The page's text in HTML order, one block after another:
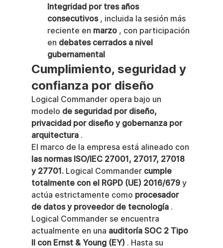
Integridad por tres años
consecutivos , incluida la sesión más
reciente en marzo , con participación
en debates cerrados a nivel
gubernamental
Cumplimiento, seguridad y
confianza por diseño
Logical Commander opera bajo un
modelo de seguridad por diseño,
privacidad por diseño y gobernanza por
arquitectura .
El marco de la empresa está alineado con
las normas ISO/IEC 27001, 27017, 27018
y 27701. Logical Commander cumple
totalmente con el RGPD (UE) 2016/679 y
actúa estrictamente como procesador
de datos y proveedor de tecnología .
Logical Commander se encuentra
actualmente en una auditoría SOC 2 Tipo
II con Ernst & Young (EY) . Hasta su